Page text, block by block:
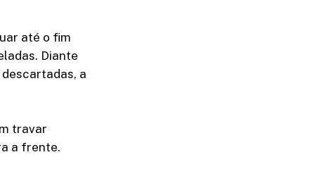
até o fim
Diante
a
travar
a frente.